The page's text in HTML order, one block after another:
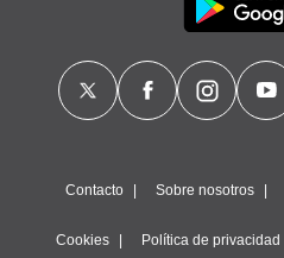
Contacto Sobre nosotros
Cookies Política de privacidad